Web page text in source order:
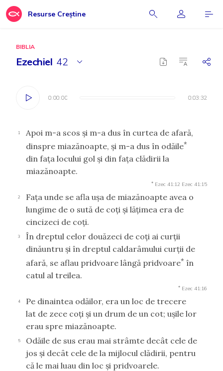
Resurse Creștine
BIBLIA
Ezechiel 42
0:00:00 0:03:32
0:00:00 0:03:32
1
Apoi m-a scos şi m-a dus în curtea de afară,
dinspre miazănoapte, şi m-a dus în odăile*
din faţa locului gol şi din faţa clădirii la
miazănoapte.
* Ezec 41:12 Ezec 41:15
2
Faţa unde se afla uşa de miazănoapte avea o
lungime de o sută de coţi şi lăţimea era de
cincizeci de coţi.
3
În dreptul celor douăzeci de coţi ai curţii
dinăuntru şi în dreptul caldarâmului curţii de
afară, se aflau pridvoare lângă pridvoare* în
catul al treilea.
* Ezec 41:16
4
Pe dinaintea odăilor, era un loc de trecere
lat de zece coţi şi un drum de un cot; uşile lor
erau spre miazănoapte.
5
Odăile de sus erau mai strâmte decât cele de
jos şi decât cele de la mijlocul clădirii, pentru
că le mai luau din loc şi pridvoarele.